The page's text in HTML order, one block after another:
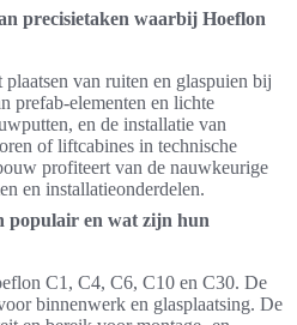
precisietaken waarbij Hoeflon
van ruiten en glaspuien bij
prefab-elementen en lichte
en de installatie van
of liftcabines in technische
profiteert van de nauwkeurige
en installatieonderdelen.
populair en wat zijn hun
C1, C4, C6, C10 en C30. De
binnenwerk en glasplaatsing. De